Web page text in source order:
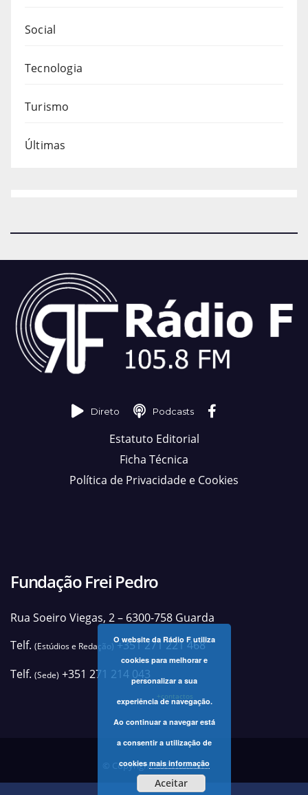
Social
Tecnologia
Turismo
Últimas
Direto Podcasts
Estatuto Editorial
Ficha Técnica
Política de Privacidade e Cookies
Fundação Frei Pedro
Rua Soeiro Viegas, 2 – 6300-758 Guarda
Telf. (Estúdios e Redação)+351 271 221 468
Telf. (Sede) +351 271 214 043
+contactos
© Copyright 2025 Rádio F
O website da Rádio F utiliza
cookies para melhorar e
personalizar a sua
experiência de navegação.
Ao continuar a navegar está
a consentir a utilização de
cookiesmais informação
Aceitar